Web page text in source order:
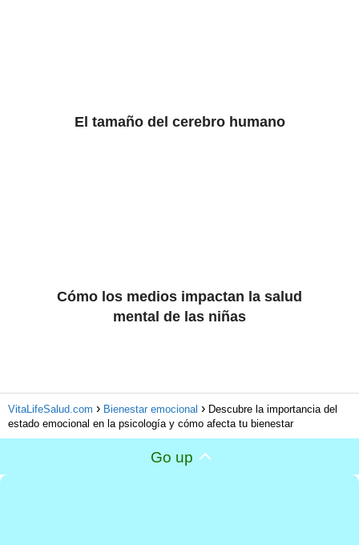
El tamaño del cerebro humano
Cómo los medios impactan la salud
mental de las niñas
VitaLifeSalud.com Bienestar emocional
Descubre la importancia del
estado emocional en la psicología y cómo afecta tu bienestar
Go up